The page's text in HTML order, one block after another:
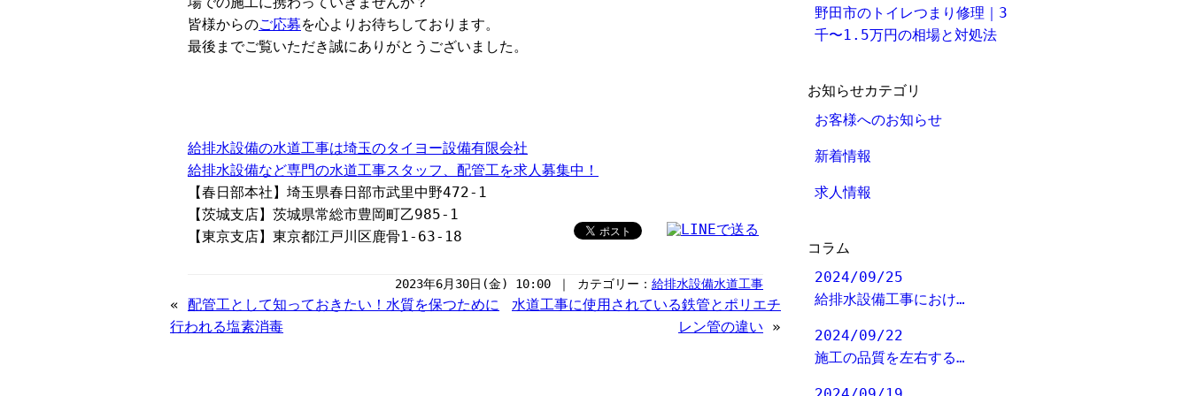
皆様からのご応募を心よりお待ちしております。
最後までご覧いただき誠にありがとうございました。
給排水設備の水道工事は埼玉のタイヨー設備有限会社
給排水設備など専門の水道工事スタッフ、配管工を求人募集中！
【春日部本社】埼玉県春日部市武里中野472-1
【茨城支店】茨城県常総市豊岡町乙985-1
【東京支店】東京都江戸川区鹿骨1-63-18
2023年6月30日(金) 10:00 ｜ カテゴリー： 給排水設備水道工事
« 配管工として知っておきたい！水質を保つために
行われる塩素消毒
水道工事に使用されている鉄管とポリエチ
レン管の違い »
野田市のトイレつまり修理｜3
千〜1.5万円の相場と対処法
お知らせカテゴリ
お客様へのお知らせ
新着情報
求人情報
コラム
2024/09/25
給排水設備工事におけ…
2024/09/22
施工の品質を左右する…